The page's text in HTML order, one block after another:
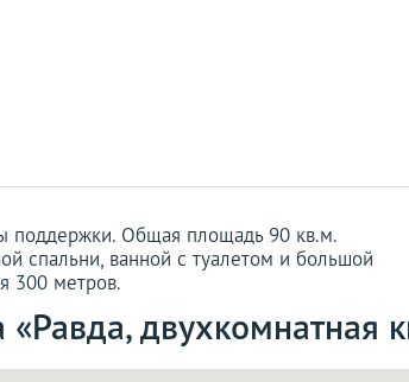
поддержки. Общая площадь 90 кв.м.
спальни, ванной с туалетом и большой
300 метров.
двухкомнатная